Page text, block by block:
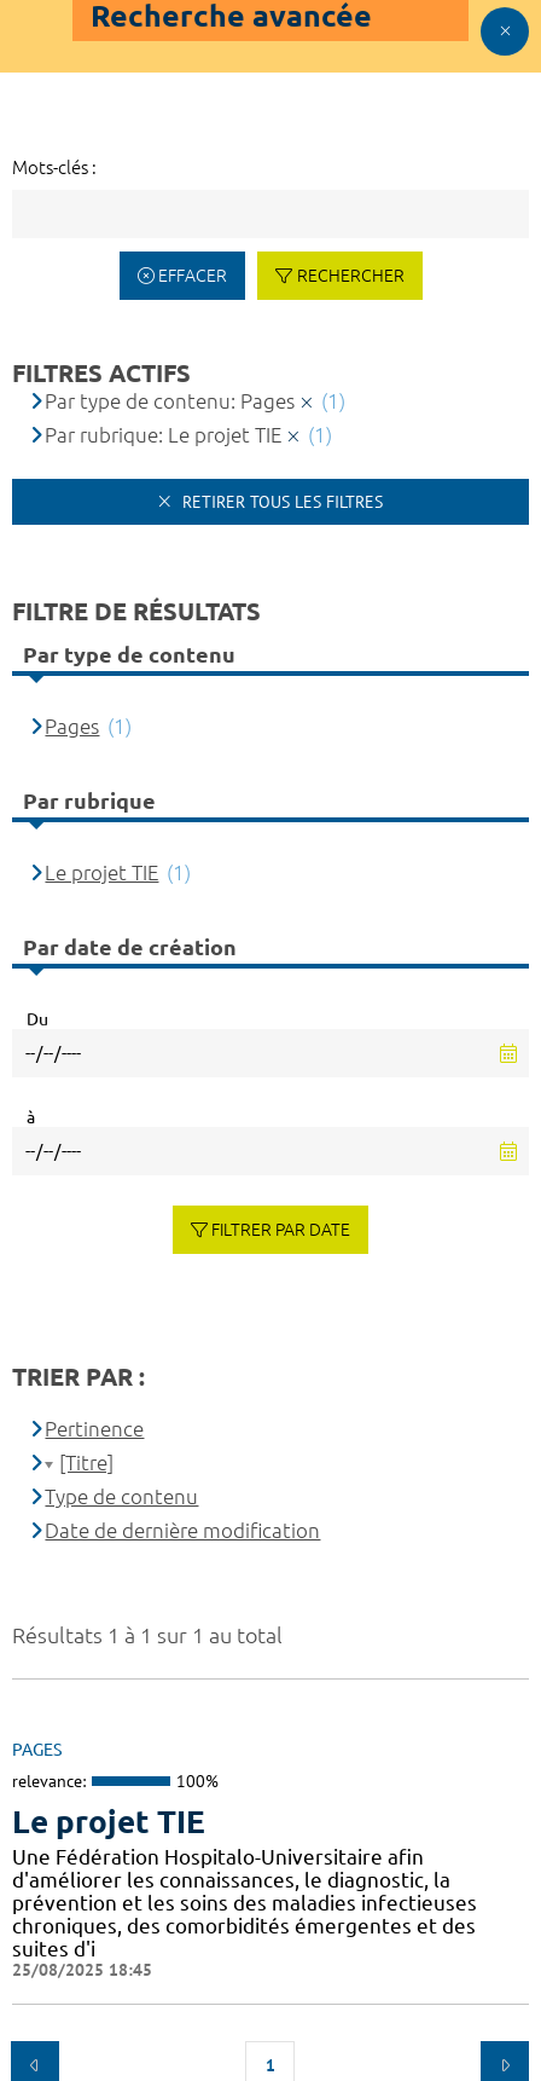
Recherche avancée
Mots-clés :
EFFACER RECHERCHER
Résultats 1 à 1 sur 1 au total
PAGES
relevance: 100%
Le projet TIE
Une Fédération Hospitalo-Universitaire afin
d'améliorer les connaissances, le diagnostic, la
prévention et les soins des maladies infectieuses
chroniques, des comorbidités émergentes et des
suites d'i
25/08/2025 18:45
1
FILTRES ACTIFS
Par type de contenu: Pages
(1)
Par rubrique: Le projet TIE
(1)
RETIRER TOUS LES FILTRES
FILTRE DE RÉSULTATS
Par type de contenu
Pages (1)
Par rubrique
Le projet TIE (1)
Par date de création
Du
à
FILTRER PAR DATE
TRIER PAR :
Pertinence
[Titre]
Type de contenu
Date de dernière modification